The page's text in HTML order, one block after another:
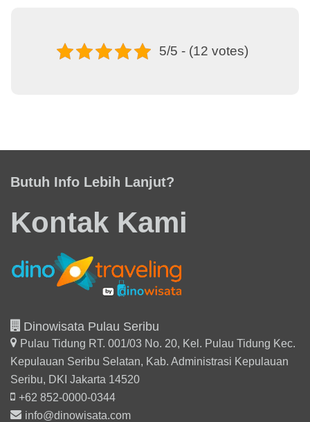
5/5 - (12 votes)
Butuh Info Lebih Lanjut?
Kontak Kami
Dinowisata Pulau Seribu
Pulau Tidung RT. 001/03 No. 20, Kel. Pulau Tidung Kec.
Kepulauan Seribu Selatan, Kab. Administrasi Kepulauan
Seribu, DKI Jakarta 14520
+62 852-0000-0344
info@dinowisata.com